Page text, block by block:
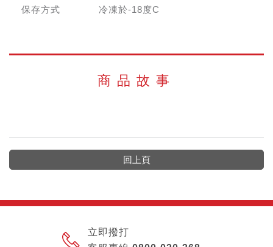
保存方式 冷凍於-18度C
商品故事
回上頁
立即撥打